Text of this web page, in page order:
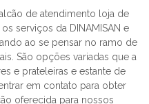
de atendimento loja de
serviços da DINAMISAN e
ao se pensar no ramo de
São opções variadas que a
e prateleiras e estante de
em contato para obter
oferecida para nossos